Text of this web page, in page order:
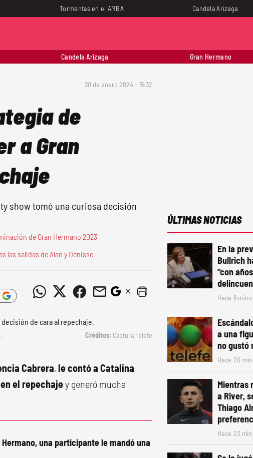
Tormentas en el AMBA Candela Arizaga
Candela Arizaga Gran Hermano
30 de enero 2024 - 15:32
de
a Gran
show tomó una curiosa decisión
de Gran Hermano 2023
las salidas de Alan y Denisse
Captura Telefe
Cabrera, le contó a Catalina
el repechajey generó mucha
una participante le mandó una
ÚLTIMAS NOTICIAS
En la
Bullrich
"con
Hace 6
a una
no gustó
Hace 20
Mientras
a River,
Thiago
Hace 23